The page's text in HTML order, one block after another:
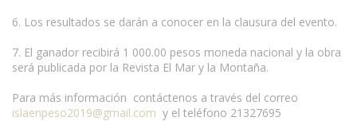
6. Los resultados se darán a conocer en la clausura del evento.
7. El ganador recibirá 1 000.00 pesos moneda nacional y la obra
será publicada por la Revista El Mar y la Montaña.
Para más información contáctenos a través del correo
islaenpeso2019@gmail.com y el teléfono 21327695